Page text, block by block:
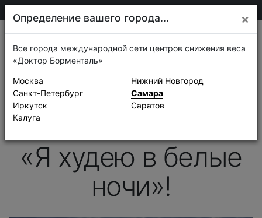
Новости
22 марта 2018 г.
Приглашаем на III
летний интенсив
«Я худею в белые
ночи»!
Определение вашего города... ×
Все города международной сети центров снижения веса
«Доктор Борменталь»
Москва
Санкт-Петербург
Иркутск
Калуга
Нижний Новгород
Самара
Саратов